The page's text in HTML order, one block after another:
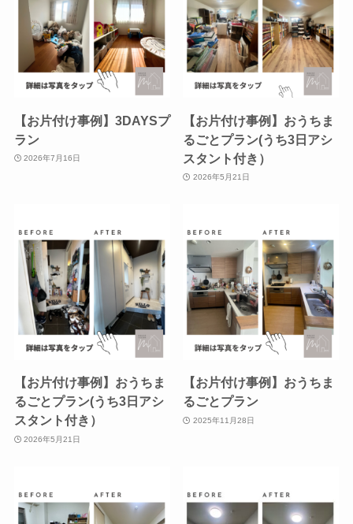
【お片付け事例】3DAYSプ
ラン
2026年7月16日
【お片付け事例】おうちま
るごとプラン(うち3日アシ
スタント付き）
2026年5月21日
【お片付け事例】おうちま
るごとプラン(うち3日アシ
スタント付き）
2026年5月21日
【お片付け事例】おうちま
るごとプラン
2025年11月28日